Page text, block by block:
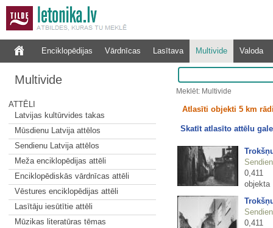
Enciklopēdijas Vārdnīcas Lasītava Multivide Valoda
Multivide
ATTĒLI
Latvijas kultūrvides takas
Mūsdienu Latvija attēlos
Sendienu Latvija attēlos
Meža enciklopēdijas attēli
Enciklopēdiskās vārdnīcas attēli
Vēstures enciklopēdijas attēli
Lasītāju iesūtītie attēli
Mūzikas literatūras tēmas
Meklēt: Multivide
Atlasīti objekti 5 km
Skatīt atlasīto attēlu
objekta